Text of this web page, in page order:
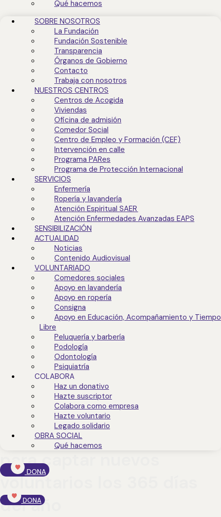
Qué hacemos
SOBRE NOSOTROS
La Fundación
Fundación Sostenible
Transparencia
Órganos de Gobierno
Contacto
Trabaja con nosotros
NUESTROS CENTROS
Centros de Acogida
Viviendas
Oficina de admisión
Comedor Social
Centro de Empleo y Formación (CEF)
Intervención en calle
Programa PARes
Programa de Protección Internacional
SERVICIOS
Enfermería
Ropería y lavandería
Atención Espiritual SAER
Atención Enfermedades Avanzadas EAPS
SENSIBILIZACIÓN
ACTUALIDAD
Noticias
Contenido Audiovisual
VOLUNTARIADO
Comedores sociales
Apoyo en lavandería
Apoyo en ropería
Consigna
Apoyo en Educación, Acompañamiento y Tiempo
Libre
Peluquería y barbería
Podología
Odontología
Psiquiatría
COLABORA
Haz un donativo
Hazte suscriptor
Colabora como empresa
Hazte voluntario
Legado solidario
OBRA SOCIAL
Qué hacemos
DONA
DONA
Noticias
24 junio 2026
Jesús Abandonado activa
la iniciativa “Superhéroes”
para captar nuevos
voluntarios los 365 días
del año